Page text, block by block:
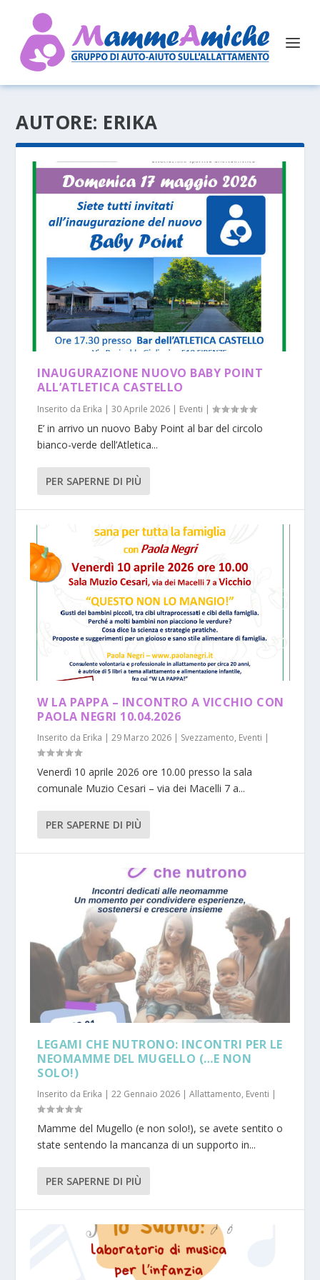
AUTORE: ERIKA
INAUGURAZIONE NUOVO BABY POINT
ALL’ATLETICA CASTELLO
Inserito da Erika |30 Aprile 2026 | Eventi |
E’ in arrivo un nuovo Baby Point al bar del circolo
bianco-verde dell’Atletica...
PER SAPERNE DI PIÙ
W LA PAPPA – INCONTRO A VICCHIO CON
PAOLA NEGRI 10.04.2026
Inserito da Erika |29 Marzo 2026 | Svezzamento, Eventi |
Venerdì 10 aprile 2026 ore 10.00 presso la sala
comunale Muzio Cesari – via dei Macelli 7 a...
PER SAPERNE DI PIÙ
LEGAMI CHE NUTRONO: INCONTRI PER LE
NEOMAMME DEL MUGELLO (…E NON
SOLO!)
Inserito da Erika |22 Gennaio 2026 |Allattamento, Eventi
Mamme del Mugello (e non solo!), se avete sentito o
state sentendo la mancanza di un supporto in...
PER SAPERNE DI PIÙ